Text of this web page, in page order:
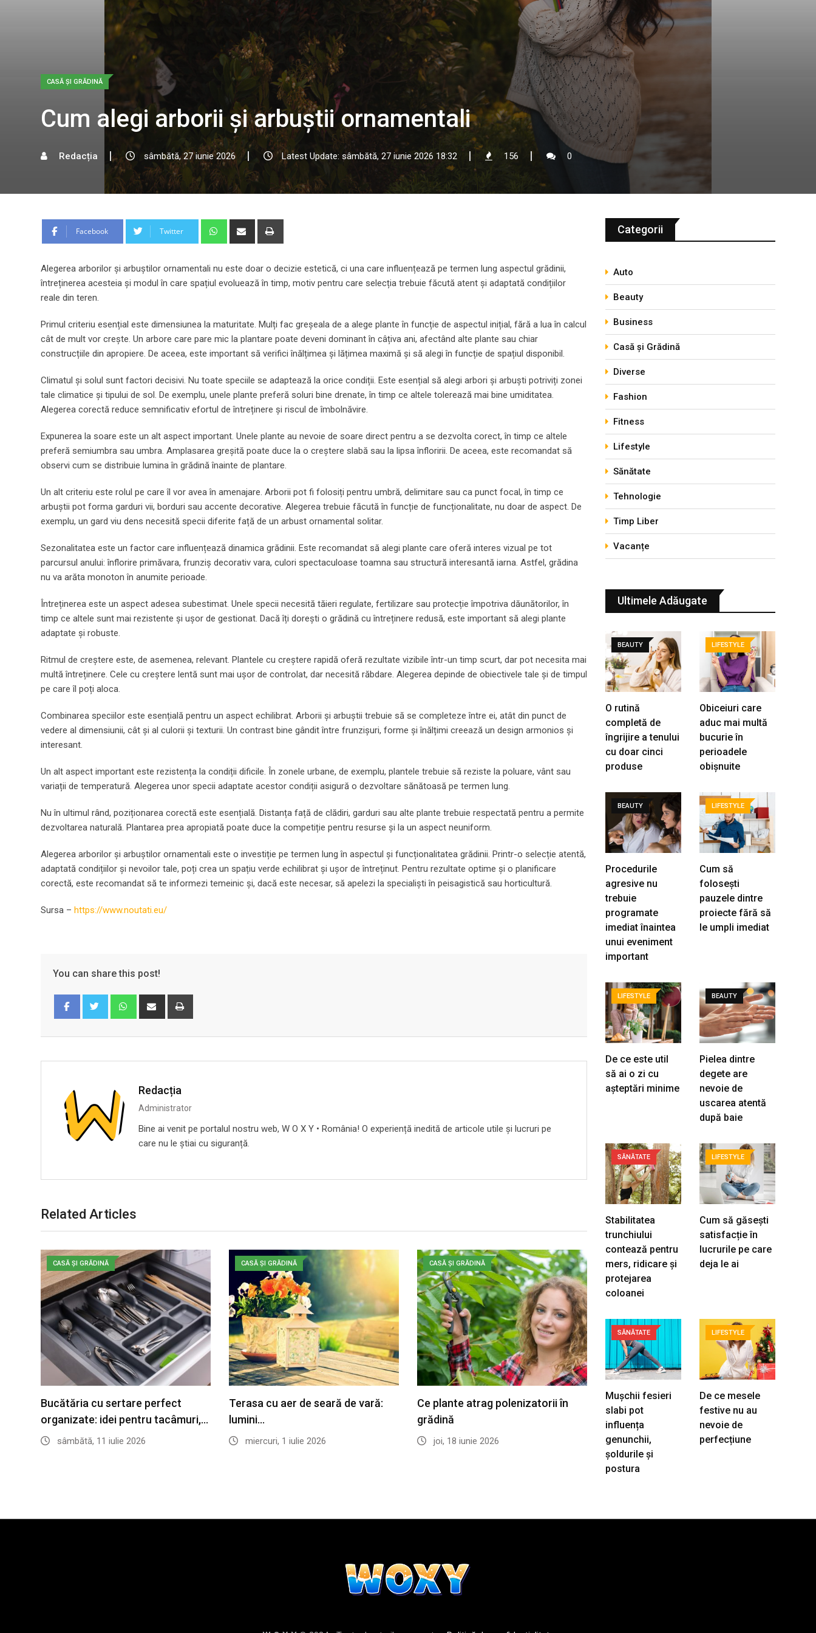
CASĂ ȘI GRĂDINĂ
Cum alegi arborii și arbuștii ornamentali
Redacția sâmbătă, 27 iunie 2026 Latest Update: sâmbătă, 27 iunie 2026 18:32 156 0
Facebook Twitter WhatsappShare
Alegerea arborilor și arbuștilor ornamentali nu este doar o decizie estetică, ci una care influențează pe termen lung aspectul grădinii,
întreținerea acesteia și modul în care spațiul evoluează în timp, motiv pentru care selecția trebuie făcută atent și adaptată condițiilor
reale din teren.
Primul criteriu esențial este dimensiunea la maturitate. Mulți fac greșeala de a alege plante în funcție de aspectul inițial, fără a lua în calcul
cât de mult vor crește. Un arbore care pare mic la plantare poate deveni dominant în câțiva ani, afectând alte plante sau chiar
construcțiile din apropiere. De aceea, este important să verifici înălțimea și lățimea maximă și să alegi în funcție de spațiul disponibil.
Climatul și solul sunt factori decisivi. Nu toate speciile se adaptează la orice condiții. Este esențial să alegi arbori și arbuști potriviți zonei
tale climatice și tipului de sol. De exemplu, unele plante preferă soluri bine drenate, în timp ce altele tolerează mai bine umiditatea.
Alegerea corectă reduce semnificativ efortul de întreținere și riscul de îmbolnăvire.
Expunerea la soare este un alt aspect important. Unele plante au nevoie de soare direct pentru a se dezvolta corect, în timp ce altele
preferă semiumbra sau umbra. Amplasarea greșită poate duce la o creștere slabă sau la lipsa înfloririi. De aceea, este recomandat să
observi cum se distribuie lumina în grădină înainte de plantare.
Un alt criteriu este rolul pe care îl vor avea în amenajare. Arborii pot fi folosiți pentru umbră, delimitare sau ca punct focal, în timp ce
arbuștii pot forma garduri vii, borduri sau accente decorative. Alegerea trebuie făcută în funcție de funcționalitate, nu doar de aspect. De
exemplu, un gard viu dens necesită specii diferite față de un arbust ornamental solitar.
Sezonalitatea este un factor care influențează dinamica grădinii. Este recomandat să alegi plante care oferă interes vizual pe tot
parcursul anului: înflorire primăvara, frunziș decorativ vara, culori spectaculoase toamna sau structură interesantă iarna. Astfel, grădina
nu va arăta monoton în anumite perioade.
Întreținerea este un aspect adesea subestimat. Unele specii necesită tăieri regulate, fertilizare sau protecție împotriva dăunătorilor, în
timp ce altele sunt mai rezistente și ușor de gestionat. Dacă îți dorești o grădină cu întreținere redusă, este important să alegi plante
adaptate și robuste.
Ritmul de creștere este, de asemenea, relevant. Plantele cu creștere rapidă oferă rezultate vizibile într-un timp scurt, dar pot necesita mai
multă întreținere. Cele cu creștere lentă sunt mai ușor de controlat, dar necesită răbdare. Alegerea depinde de obiectivele tale și de timpul
pe care îl poți aloca.
Combinarea speciilor este esențială pentru un aspect echilibrat. Arborii și arbuștii trebuie să se completeze între ei, atât din punct de
vedere al dimensiunii, cât și al culorii și texturii. Un contrast bine gândit între frunzișuri, forme și înălțimi creează un design armonios și
interesant.
Un alt aspect important este rezistența la condiții dificile. În zonele urbane, de exemplu, plantele trebuie să reziste la poluare, vânt sau
variații de temperatură. Alegerea unor specii adaptate acestor condiții asigură o dezvoltare sănătoasă pe termen lung.
Nu în ultimul rând, poziționarea corectă este esențială. Distanța față de clădiri, garduri sau alte plante trebuie respectată pentru a permite
dezvoltarea naturală. Plantarea prea apropiată poate duce la competiție pentru resurse și la un aspect neuniform.
Alegerea arborilor și arbuștilor ornamentali este o investiție pe termen lung în aspectul și funcționalitatea grădinii. Printr-o selecție atentă,
adaptată condițiilor și nevoilor tale, poți crea un spațiu verde echilibrat și ușor de întreținut. Pentru rezultate optime și o planificare
corectă, este recomandat să te informezi temeinic și, dacă este necesar, să apelezi la specialiști în peisagistică sau horticultură.
Sursa – https://www.noutati.eu/
You can share this post!
WhatsappShare
Redacția
Administrator
Bine ai venit pe portalul nostru web, W O X Y • România! O experiență inedită de articole utile și lucruri pe
care nu le știai cu siguranță.
Related Articles
CASĂ ȘI GRĂDINĂ
Bucătăria cu sertare perfect
organizate: idei pentru tacâmuri,…
sâmbătă, 11 iulie 2026
CASĂ ȘI GRĂDINĂ
Terasa cu aer de seară de vară:
lumini…
miercuri, 1 iulie 2026
CASĂ ȘI GRĂDINĂ
Ce plante atrag polenizatorii în
grădină
joi, 18 iunie 2026
Categorii
Auto
Beauty
Business
Casă și Grădină
Diverse
Fashion
Fitness
Lifestyle
Sănătate
Tehnologie
Timp Liber
Vacanțe
Ultimele Adăugate
BEAUTY
O rutină
completă de
îngrijire a tenului
cu doar cinci
produse
LIFESTYLE
Obiceiuri care
aduc mai multă
bucurie în
perioadele
obișnuite
BEAUTY
Procedurile
agresive nu
trebuie
programate
imediat înaintea
unui eveniment
important
LIFESTYLE
Cum să
folosești
pauzele dintre
proiecte fără să
le umpli imediat
LIFESTYLE
De ce este util
să ai o zi cu
așteptări minime
BEAUTY
Pielea dintre
degete are
nevoie de
uscarea atentă
după baie
SĂNĂTATE
Stabilitatea
trunchiului
contează pentru
mers, ridicare și
protejarea
coloanei
LIFESTYLE
Cum să găsești
satisfacție în
lucrurile pe care
deja le ai
SĂNĂTATE
Mușchii fesieri
slabi pot
influența
genunchii,
șoldurile și
postura
LIFESTYLE
De ce mesele
festive nu au
nevoie de
perfecțiune